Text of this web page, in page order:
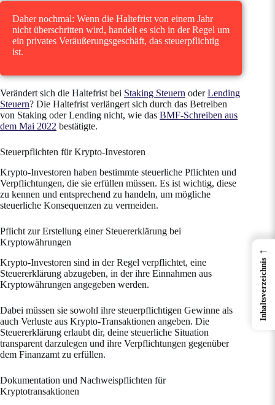
Daher nochmal: Wenn die Haltefrist von einem Jahr
nicht überschritten wird, handelt es sich in der Regel um
ein privates Veräußerungsgeschäft, das steuerpflichtig
ist.
Verändert sich die Haltefrist bei Staking Steuern oderLending
Steuern? Die Haltefrist verlängert sich durch das Betreiben
von Staking oder Lending nicht, wie das BMF-Schreiben aus
dem Mai 2022 bestätigte.
Steuerpflichten für Krypto-Investoren
Krypto-Investoren haben bestimmte steuerliche Pflichten und
Verpflichtungen, die sie erfüllen müssen. Es ist wichtig, diese
zu kennen und entsprechend zu handeln, um mögliche
steuerliche Konsequenzen zu vermeiden.
Pflicht zur Erstellung einer Steuererklärung bei
Kryptowährungen
Krypto-Investoren sind in der Regel verpflichtet, eine
Steuererklärung abzugeben, in der ihre Einnahmen aus
Kryptowährungen angegeben werden.
Dabei müssen sie sowohl ihre steuerpflichtigen Gewinne als
auch Verluste aus Krypto-Transaktionen angeben. Die
Steuererklärung erlaubt dir, deine steuerliche Situation
transparent darzulegen und ihre Verpflichtungen gegenüber
dem Finanzamt zu erfüllen.
Dokumentation und Nachweispflichten für
Kryptotransaktionen
←
Inhaltsverzeichnis